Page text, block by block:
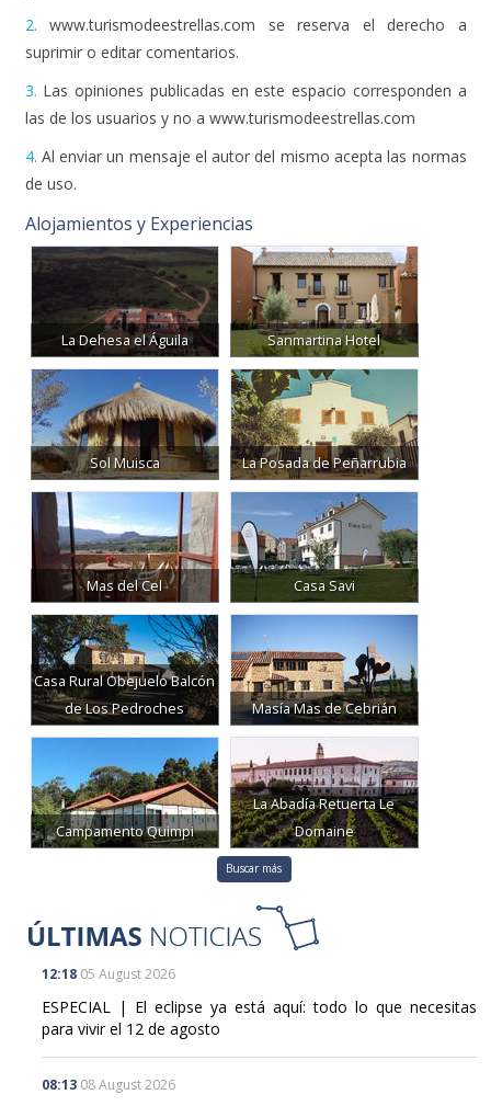
2. www.turismodeestrellas.com se reserva el derecho a
suprimir o editar comentarios.
3. Las opiniones publicadas en este espacio corresponden a
las de los usuarios y no a www.turismodeestrellas.com
4. Al enviar un mensaje el autor del mismo acepta las normas
de uso.
Alojamientos y Experiencias
La Dehesa el Águila Sanmartina Hotel
Sol Muisca La Posada de Peñarrubia
Mas del Cel Casa Savi
Casa Rural Obejuelo Balcón
de Los Pedroches
Masía Mas de Cebrián
Campamento Quimpi
La Abadía Retuerta Le
Domaine
Buscar más
12:18 05 August 2026
ESPECIAL | El eclipse ya está aquí: todo lo que necesitas
para vivir el 12 de agosto
08:13 08 August 2026